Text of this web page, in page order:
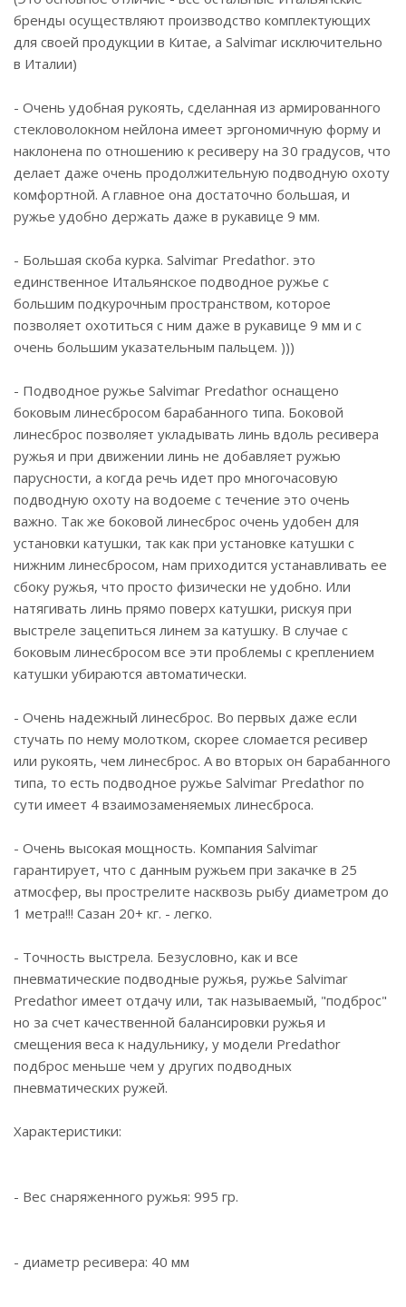
бренды осуществляют производство комплектующих
для своей продукции в Китае, а Salvimar исключительно
в Италии)
- Очень удобная рукоять, сделанная из армированного
стекловолокном нейлона имеет эргономичную форму и
наклонена по отношению к ресиверу на 30 градусов, что
делает даже очень продолжительную подводную охоту
комфортной. А главное она достаточно большая, и
ружье удобно держать даже в рукавице 9 мм.
- Большая скоба курка. Salvimar Predathor. это
единственное Итальянское подводное ружье с
большим подкурочным пространством, которое
позволяет охотиться с ним даже в рукавице 9 мм и с
очень большим указательным пальцем. )))
- Подводное ружье Salvimar Predathor оснащено
боковым линесбросом барабанного типа. Боковой
линесброс позволяет укладывать линь вдоль ресивера
ружья и при движении линь не добавляет ружью
парусности, а когда речь идет про многочасовую
подводную охоту на водоеме с течение это очень
важно. Так же боковой линесброс очень удобен для
установки катушки, так как при установке катушки с
нижним линесбросом, нам приходится устанавливать ее
сбоку ружья, что просто физически не удобно. Или
натягивать линь прямо поверх катушки, рискуя при
выстреле зацепиться линем за катушку. В случае с
боковым линесбросом все эти проблемы с креплением
катушки убираются автоматически.
- Очень надежный линесброс. Во первых даже если
стучать по нему молотком, скорее сломается ресивер
или рукоять, чем линесброс. А во вторых он барабанного
типа, то есть подводное ружье Salvimar Predathor по
сути имеет 4 взаимозаменяемых линесброса.
- Очень высокая мощность. Компания Salvimar
гарантирует, что с данным ружьем при закачке в 25
атмосфер, вы прострелите насквозь рыбу диаметром до
1 метра!!! Сазан 20+ кг. - легко.
- Точность выстрела. Безусловно, как и все
пневматические подводные ружья, ружье Salvimar
Predathor имеет отдачу или, так называемый, "подброс"
но за счет качественной балансировки ружья и
смещения веса к надульнику, у модели Predathor
подброс меньше чем у других подводных
пневматических ружей.
Характеристики:
- Вес снаряженного ружья: 995 гр.
- диаметр ресивера: 40 мм